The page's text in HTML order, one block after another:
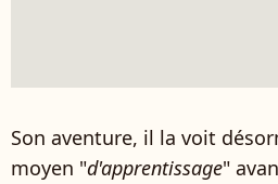
Son aventure, il la voit
moyen "d'apprentissage"